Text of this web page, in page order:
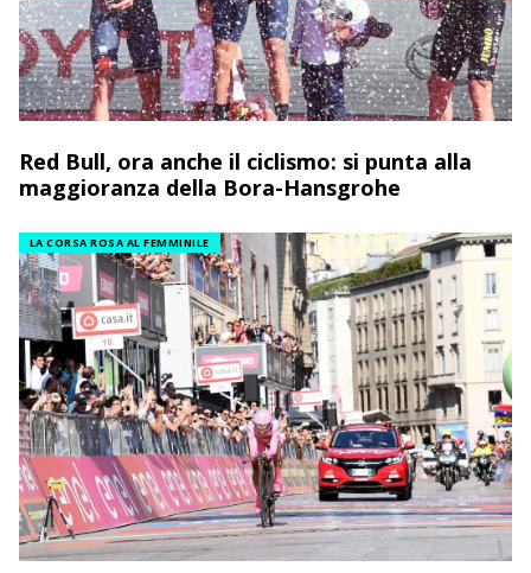
Red Bull, ora anche il ciclismo: si punta alla
maggioranza della Bora-Hansgrohe
LA CORSA ROSA AL FEMMINILE